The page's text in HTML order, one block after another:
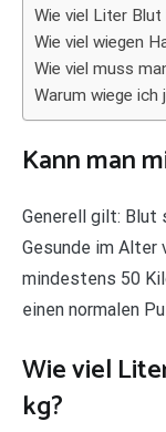
Wie viel Liter
Wie viel wiegen
Wie viel muss
Warum wiege ich
Kann man
Generell gilt: Blut
Gesunde im Alter
mindestens 50
einen normalen
Wie viel
kg?